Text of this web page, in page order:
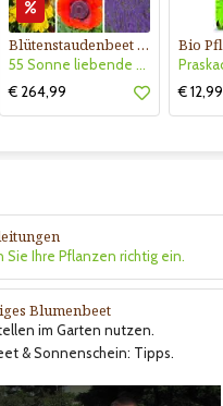
Blütenstaudenbeet Kollektion Nr. 504
55 Sonne liebende Stauden für 6 m² Beet mit Pflanzplan
€ 264,99
€ 12,99
Sie Ihre Pflanzen richtig ein.
Blumenbeet
im Garten nutzen.
& Sonnenschein: Tipps.